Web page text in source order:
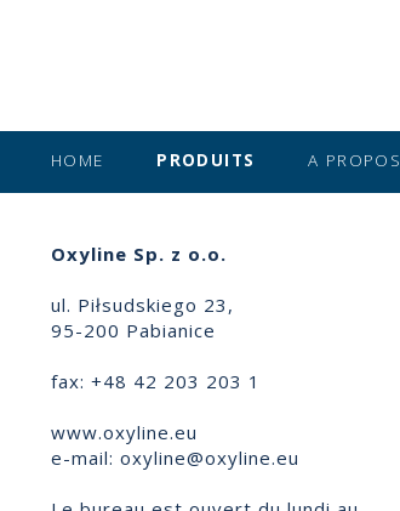
HOME PRODUITS A
Oxyline Sp. z o.o.
ul. Piłsudskiego 23,
95-200 Pabianice
fax: +48 42 203 203 1
www.oxyline.eu
e-mail: oxyline@oxyline.eu